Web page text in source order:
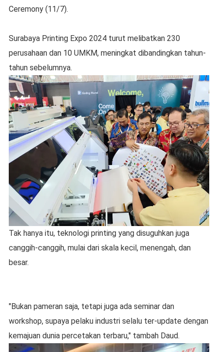
Ceremony (11/7).
Surabaya Printing Expo 2024 turut melibatkan 230
perusahaan dan 10 UMKM, meningkat dibandingkan tahun-
tahun sebelumnya.
Tak hanya itu, teknologi printing yang disuguhkan juga
canggih-canggih, mulai dari skala kecil, menengah, dan
besar.
"Bukan pameran saja, tetapi juga ada seminar dan
workshop, supaya pelaku industri selalu ter-update dengan
kemajuan dunia percetakan terbaru," tambah Daud.